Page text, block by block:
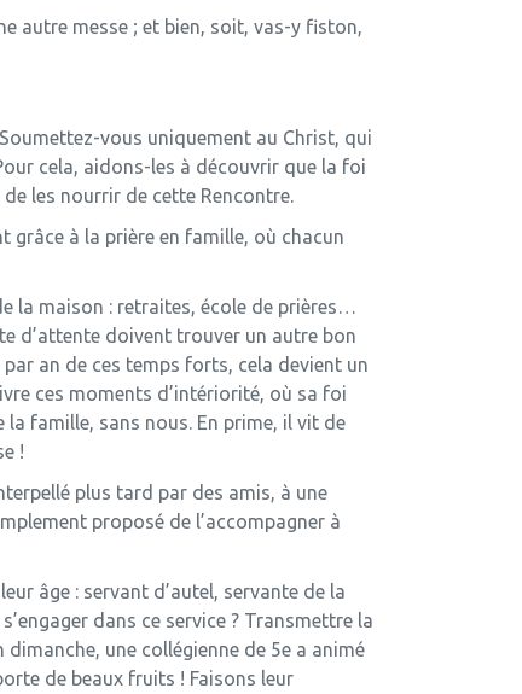
autre messe ; et bien, soit, vas-y fiston,
vous uniquement au Christ, qui
cela, aidons-les à découvrir que la foi
de les nourrir de cette Rencontre.
grâce à la prière en famille, où chacun
la maison : retraites, école de prières…
d’attente doivent trouver un autre bon
an de ces temps forts, cela devient un
ces moments d’intériorité, où sa foi
famille, sans nous. En prime, il vit de
!
plus tard par des amis, à une
proposé de l’accompagner à
âge : servant d’autel, servante de la
dans ce service ? Transmettre la
une collégienne de 5e a animé
de beaux fruits ! Faisons leur